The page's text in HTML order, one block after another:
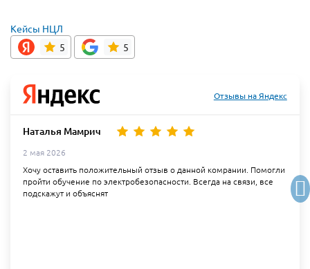
Кейсы НЦЛ
5
5
Отзывы на Яндекс
Наталья Мамрич
2 мая 2026
Хочу оставить положительный отзыв о данной комрании. Помогли
пройти обучение по электробезопасности. Всегда на связи, все
подскажут и объяснят